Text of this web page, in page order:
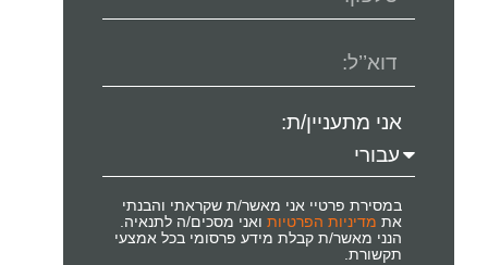
אני מתעניין/ת:
במסירת פרטיי אני מאשר/ת שקראתי והבנתי
את מדיניות הפרטיות ואני מסכים/ה לתנאיה.
הנני מאשר/ת קבלת מידע פרסומי בכל אמצעי
תקשורת.